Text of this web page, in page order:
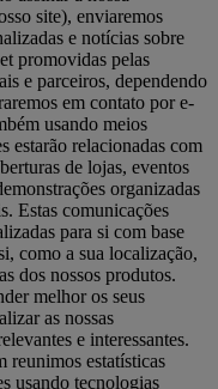
site), enviaremos
e notícias sobre
promovidas pelas
e parceiros, dependendo
em contato por e-
usando meios
estarão relacionadas com
de lojas, eventos
organizadas
Estas comunicações
para si com base
como a sua localização,
dos nossos produtos.
melhor os seus
as nossas
e interessantes.
reunimos estatísticas
usando tecnologias